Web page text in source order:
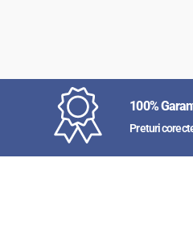
100%
Preturi